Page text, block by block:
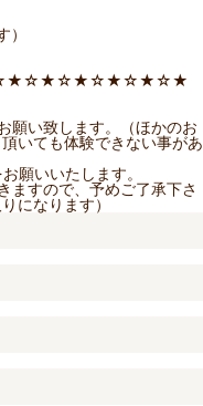
願い致します。（ほかのお
いても体験できない事があ
願いいたします。
ますので、予めご了承下さ
になります）